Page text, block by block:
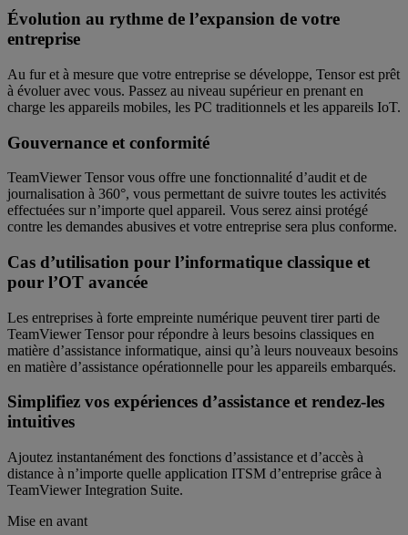
Évolution au rythme de l’expansion de votre
entreprise
Au fur et à mesure que votre entreprise se développe, Tensor est prêt
à évoluer avec vous. Passez au niveau supérieur en prenant en
charge les appareils mobiles, les PC traditionnels et les appareils IoT.
Gouvernance et conformité
TeamViewer Tensor vous offre une fonctionnalité d’audit et de
journalisation à 360°, vous permettant de suivre toutes les activités
effectuées sur n’importe quel appareil. Vous serez ainsi protégé
contre les demandes abusives et votre entreprise sera plus conforme.
Cas d’utilisation pour l’informatique classique et
pour l’OT avancée
Les entreprises à forte empreinte numérique peuvent tirer parti de
TeamViewer Tensor pour répondre à leurs besoins classiques en
matière d’assistance informatique, ainsi qu’à leurs nouveaux besoins
en matière d’assistance opérationnelle pour les appareils embarqués.
Simplifiez vos expériences d’assistance et rendez-les
intuitives
Ajoutez instantanément des fonctions d’assistance et d’accès à
distance à n’importe quelle application ITSM d’entreprise grâce à
TeamViewer Integration Suite.
Mise en avant